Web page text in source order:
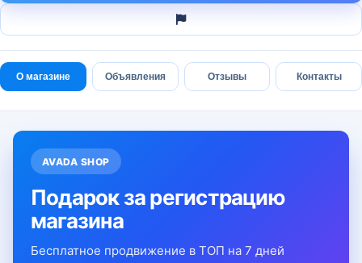
О магазине Объявления Отзывы Контакты
AVADA SHOP
Подарок за регистрацию
магазина
Бесплатное продвижение в ТОП на 7 дней